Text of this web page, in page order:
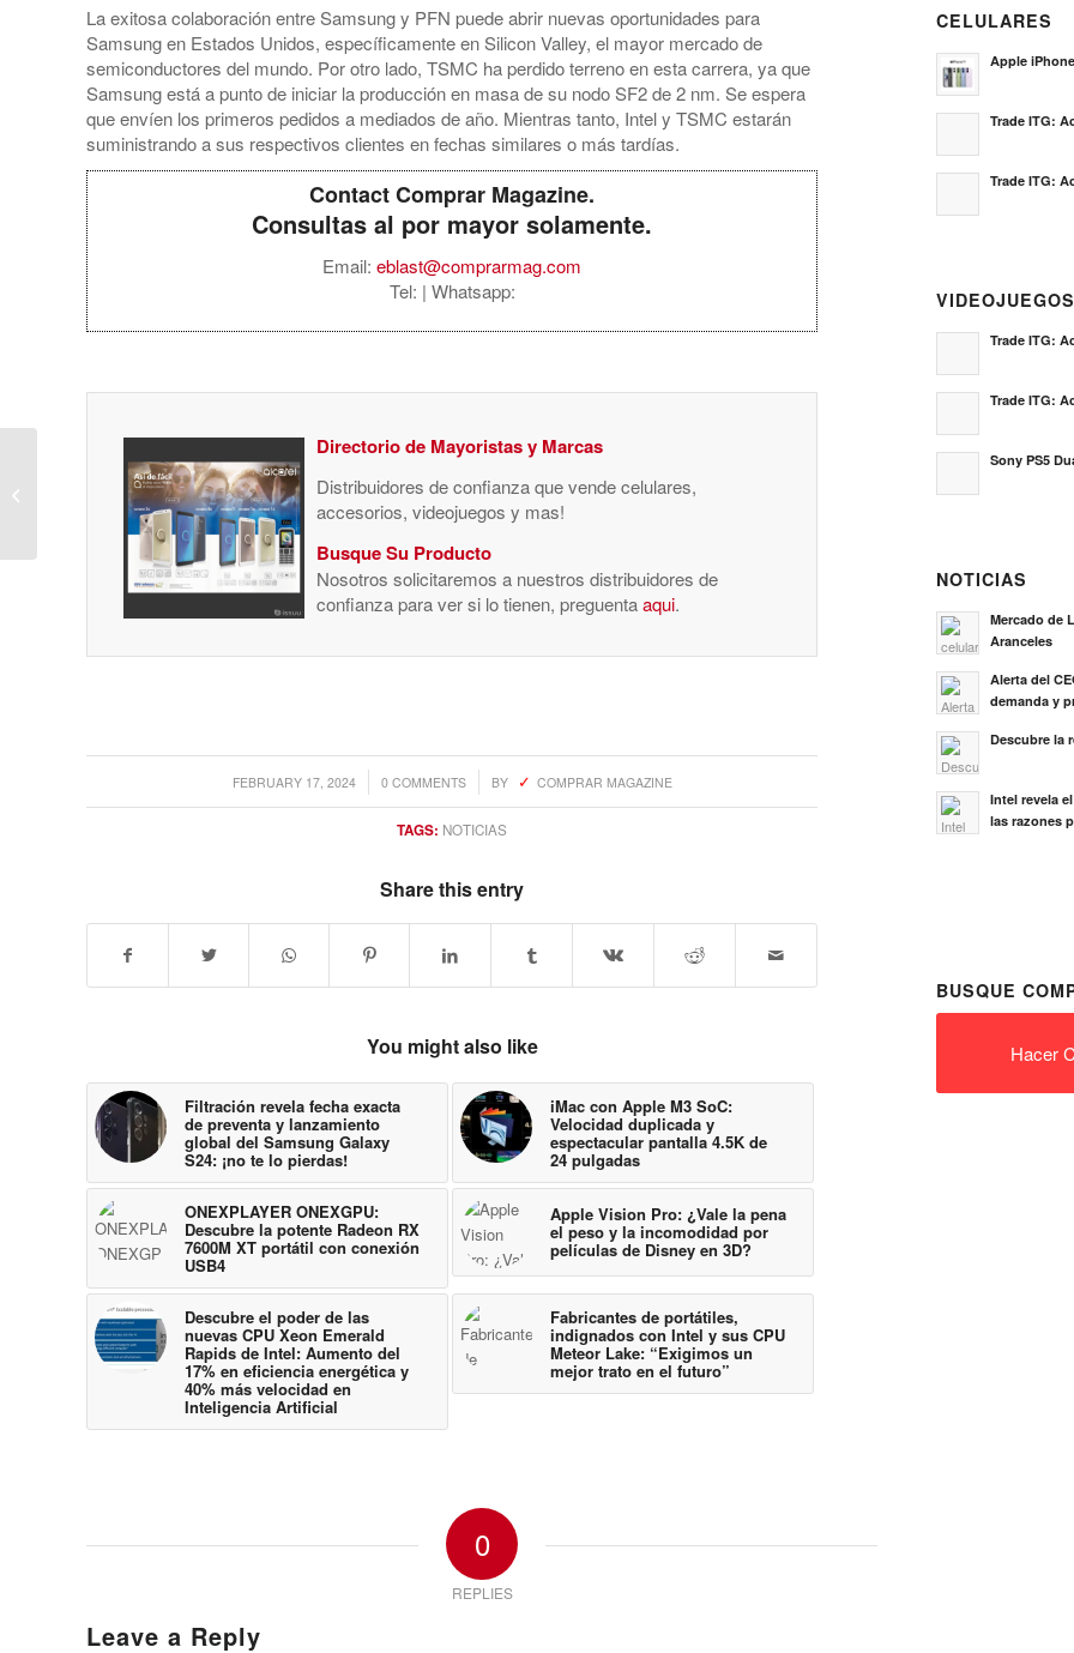
La exitosa colaboración entre Samsung y PFN puede abrir nuevas oportunidades para
Samsung en Estados Unidos, específicamente en Silicon Valley, el mayor mercado de
semiconductores del mundo. Por otro lado, TSMC ha perdido terreno en esta carrera, ya que
Samsung está a punto de iniciar la producción en masa de su nodo SF2 de 2 nm. Se espera
que envíen los primeros pedidos a mediados de año. Mientras tanto, Intel y TSMC estarán
suministrando a sus respectivos clientes en fechas similares o más tardías.
Contact Comprar Magazine.
Consultas al por mayor solamente.
Email: eblast@comprarmag.com
Tel: | Whatsapp:
Directorio de Mayoristas y Marcas
Distribuidores de confianza que vende celulares,
accesorios, videojuegos y mas!
Busque Su Producto
Nosotros solicitaremos a nuestros distribuidores de
confianza para ver si lo tienen, preguentaaqui.
FEBRUARY 17, 2024
/ 0 COMMENTS
/ BY COMPRAR MAGAZINE
TAGS: NOTICIAS
Share this entry
You might also like
Filtración revela fecha exacta
de preventa y lanzamiento
global del Samsung Galaxy
S24: ¡no te lo pierdas!
iMac con Apple M3 SoC:
Velocidad duplicada y
espectacular pantalla 4.5K de
24 pulgadas
ONEXPLAYER ONEXGPU:
Descubre la potente Radeon RX
7600M XT portátil con conexión
USB4
Apple Vision Pro: ¿Vale la pena
el peso y la incomodidad por
películas de Disney en 3D?
Descubre el poder de las
nuevas CPU Xeon Emerald
Rapids de Intel: Aumento del
17% en eficiencia energética y
40% más velocidad en
Inteligencia Artificial
Fabricantes de portátiles,
indignados con Intel y sus CPU
Meteor Lake: “Exigimos un
mejor trato en el futuro”
0
REPLIES
Leave a Reply
CELULARES
Apple
Trade ITG:
Trade ITG:
VIDEOJUEGOS
Trade ITG:
Trade ITG:
Sony PS5
NOTICIAS
Mercado de
Aranceles
Alerta del
demanda y
Descubre la
Intel revela
las razones
BUSQUE
Hacer
Intel busca socios para
invertir 2.000 millones
en la expansión de su